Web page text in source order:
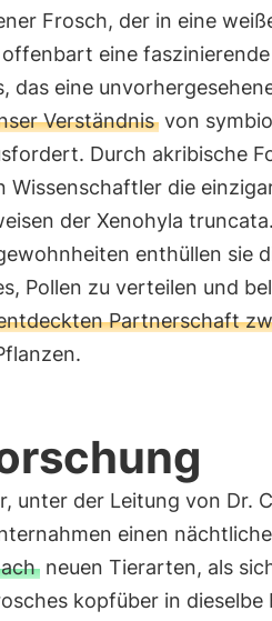
Frosch, der in eine
eine
das eine
Verständnisvon
Durch akribische
Wissenschaftler die
der Xenohyla
enthüllen sie
Pollen zu verteilen und
Partnerschaft
unter der Leitung von Dr.
einen
neuen Tierarten, als
kopfüber in dieselbe